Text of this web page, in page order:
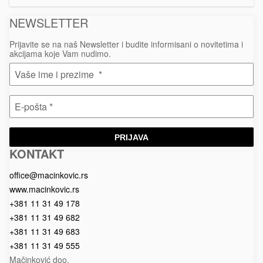
NEWSLETTER
Prijavite se na naš Newsletter i budite informisani o novitetima i
akcijama koje Vam nudimo.
PRIJAVA
Macinkovic
Macinkovic
https://www.macinkovic.rs/wp-
KONTAKT
office@macinkovic.rs
www.macinkovic.rs
+381 11 31 49 178
+381 11 31 49 682
+381 11 31 49 683
+381 11 31 49 555
Mačinković doo.